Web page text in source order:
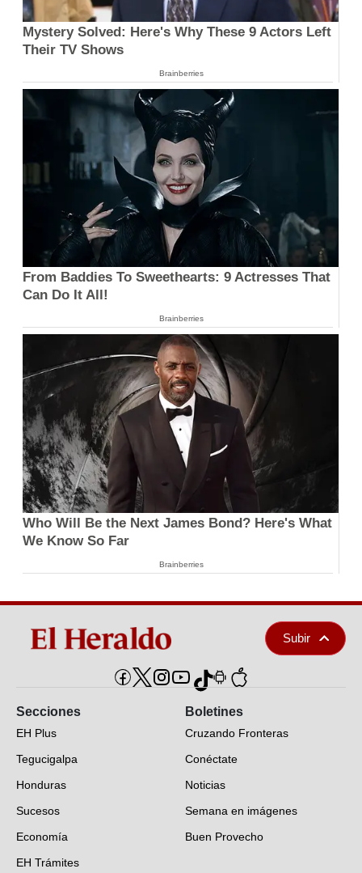
Mystery Solved: Here's Why These 9 Actors Left
Their TV Shows
Brainberries
From Baddies To Sweethearts: 9 Actresses That
Can Do It All!
Brainberries
Who Will Be the Next James Bond? Here's What
We Know So Far
Brainberries
Subir
Secciones
EH Plus
Tegucigalpa
Honduras
Sucesos
Economía
EH Trámites
Boletines
Cruzando Fronteras
Conéctate
Noticias
Semana en imágenes
Buen Provecho